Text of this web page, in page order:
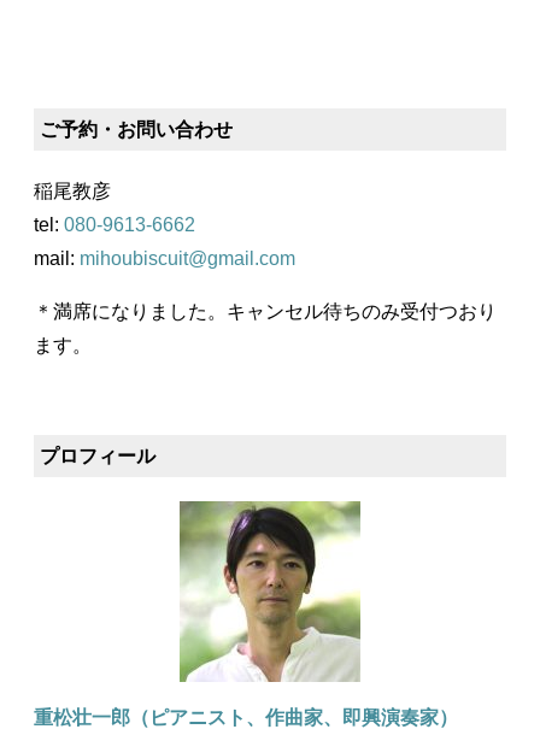
ご予約・お問い合わせ
稲尾教彦
tel: ‭ 080‬-‭9613‬-‭6662‬
mail: mihoubiscuit@gmail.com
＊満席になりました。キャンセル待ちのみ受付つおり
ます。
プロフィール
重松壮一郎（ピアニスト、作曲家、即興演奏家）